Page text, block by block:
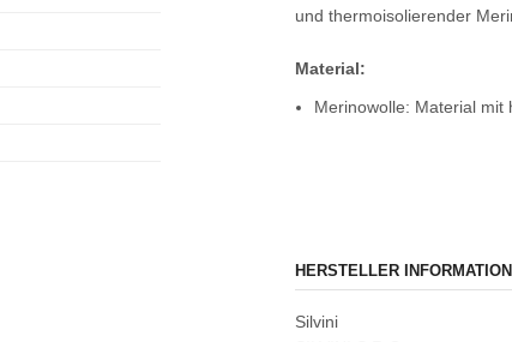
und thermoisolierender
Material:
Merinowolle: Material mit
HERSTELLER
Silvini